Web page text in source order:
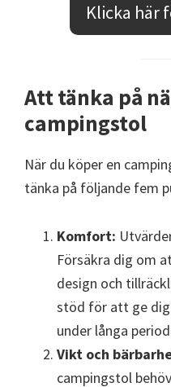
Klicka här
Att tänka på
campingstol
När du köper en
tänka på följande fem
Komfort:
Försäkra dig om
design och
stöd för att ge dig
under långa
Vikt och
campingstol